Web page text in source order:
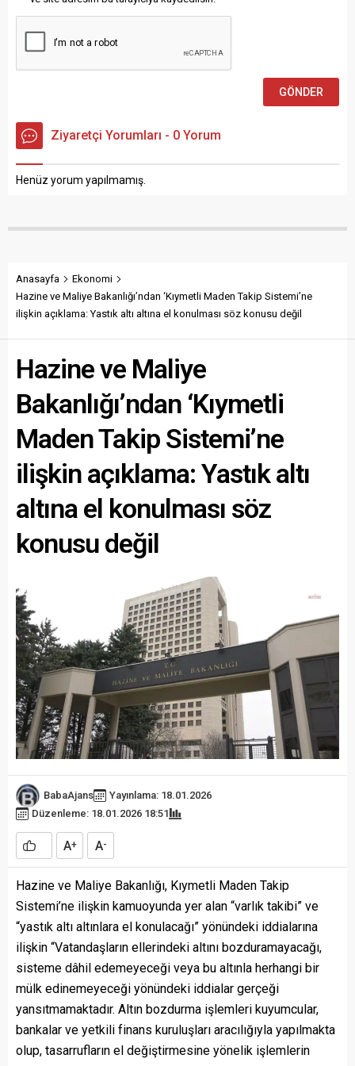
Ziyaretçi Yorumları - 0 Yorum
Henüz yorum yapılmamış.
Anasayfa
Ekonomi
Hazine ve Maliye Bakanlığı’ndan ‘Kıymetli Maden Takip Sistemi’ne
ilişkin açıklama: Yastık altı altına el konulması söz konusu değil
Hazine ve Maliye
Bakanlığı’ndan ‘Kıymetli
Maden Takip Sistemi’ne
ilişkin açıklama: Yastık altı
altına el konulması söz
konusu değil
BabaAjans
Yayınlama: 18.01.2026
Düzenleme: 18.01.2026 18:51
A+ A-
Hazine ve Maliye Bakanlığı, Kıymetli Maden Takip
Sistemi’ne ilişkin kamuoyunda yer alan “varlık takibi” ve
“yastık altı altınlara el konulacağı” yönündeki iddialarına
ilişkin “Vatandaşların ellerindeki altını bozduramayacağı,
sisteme dâhil edemeyeceği veya bu altınla herhangi bir
mülk edinemeyeceği yönündeki iddialar gerçeği
yansıtmamaktadır. Altın bozdurma işlemleri kuyumcular,
bankalar ve yetkili finans kuruluşları aracılığıyla yapılmakta
olup, tasarrufların el değiştirmesine yönelik işlemlerin